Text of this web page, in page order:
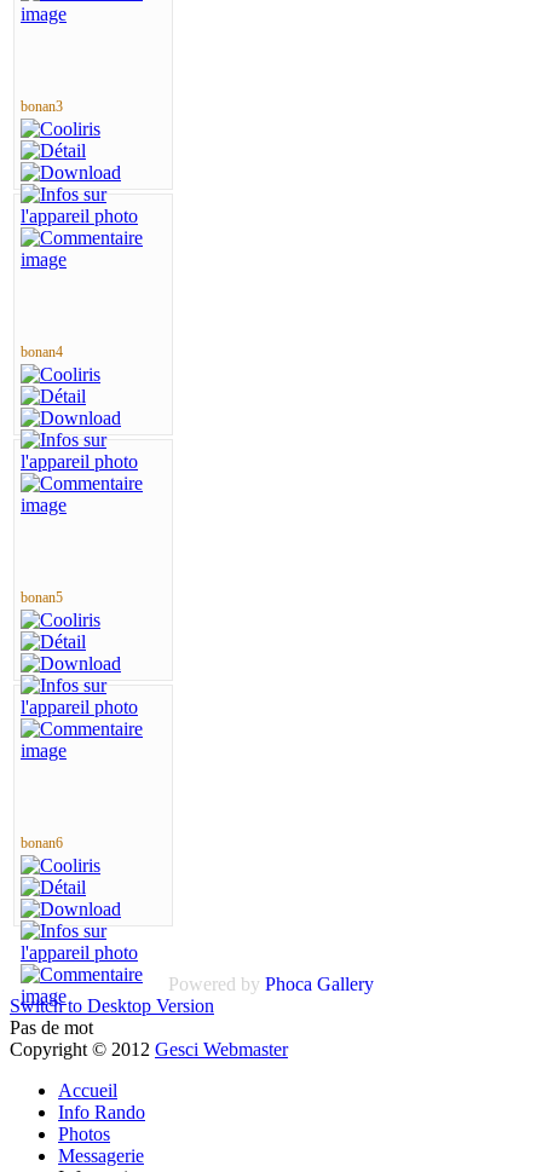
bonan3
bonan4
bonan5
bonan6
Powered by Phoca Gallery
Switch to Desktop Version
Pas de mot
Copyright © 2012 Gesci Webmaster
Accueil
Info Rando
Photos
Messagerie